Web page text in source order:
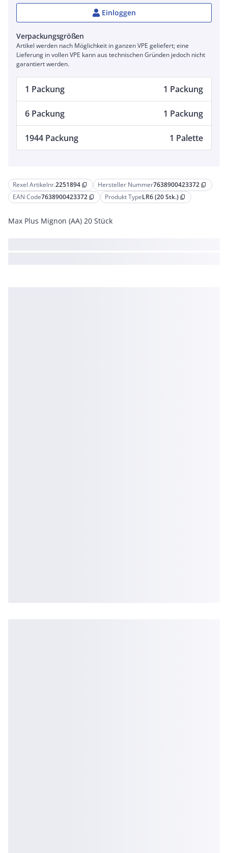
Rexel Artikelnr.2251894 content_copy Hersteller Nummer7638900423372 content_copy
EAN Code7638900423372 content_copy Produkt TypeLR6 (20 Stk.) content_copy
Max Plus Mignon (AA) 20 Stück
Einloggen
Verpackungsgrößen
Artikel werden nach Möglichkeit in ganzen VPE geliefert; eine
Lieferung in vollen VPE kann aus technischen Gründen jedoch nicht
garantiert werden.
1 Packung 1 Packung
6 Packung 1 Packung
1944 Packung 1 Palette